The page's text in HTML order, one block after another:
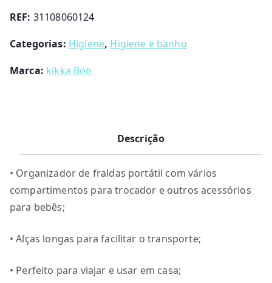
Kikkaboo
REF: 31108060124
Categorias: Higiene, Higiene e banho
Marca: kikka Boo
Descrição
• Organizador de fraldas portátil com vários
compartimentos para trocador e outros acessórios
para bebês;
• Alças longas para facilitar o transporte;
• Perfeito para viajar e usar em casa;